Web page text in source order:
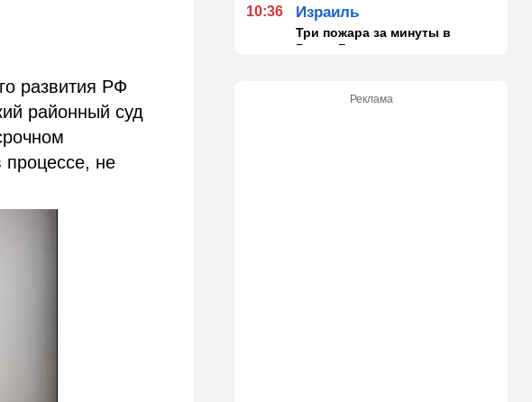
развития РФ
районный суд
не
10:36 Израиль
Три пожара за минуты в
Рамат-Гане: подозрение на
Реклама